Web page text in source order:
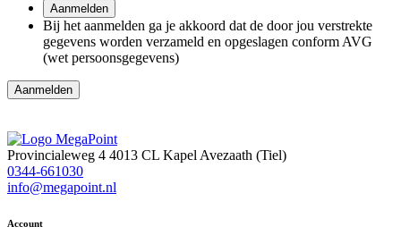
Aanmelden
Bij het aanmelden ga je akkoord dat de door jou verstrekte
gegevens worden verzameld en opgeslagen conform AVG
(wet persoonsgegevens)
Aanmelden
Provincialeweg 4 4013 CL Kapel Avezaath (Tiel)
0344-661030
info@megapoint.nl
Account